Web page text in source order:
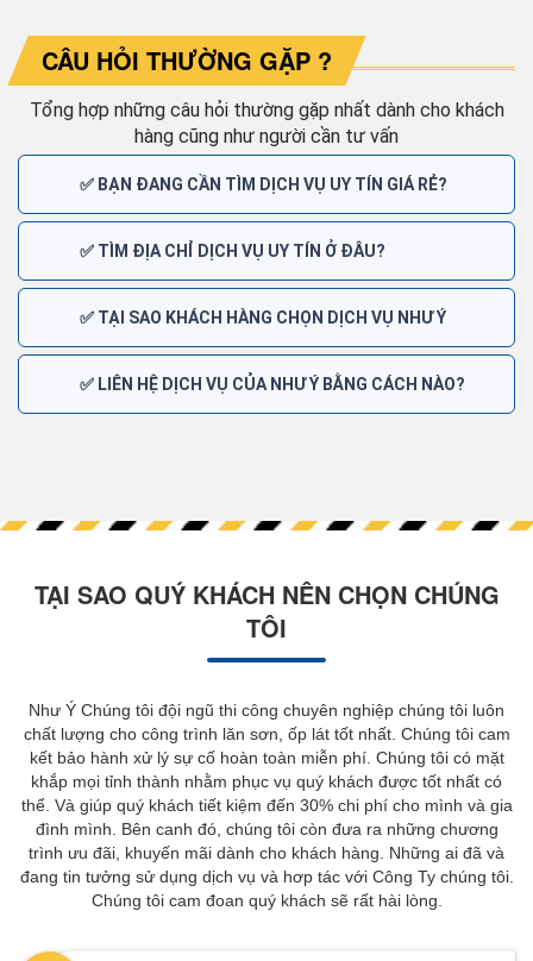
CÂU HỎI THƯỜNG GẶP ?
Tổng hợp những câu hỏi thường gặp nhất dành cho khách
hàng cũng như người cần tư vấn
✅ BẠN ĐANG CẦN TÌM DỊCH VỤ UY TÍN GIÁ RẺ?
✅ TÌM ĐỊA CHỈ DỊCH VỤ UY TÍN Ở ĐÂU?
✅ TẠI SAO KHÁCH HÀNG CHỌN DỊCH VỤ NHƯ Ý
✅ LIÊN HỆ DỊCH VỤ CỦA NHƯ Ý BẰNG CÁCH NÀO?
TẠI SAO QUÝ KHÁCH NÊN CHỌN CHÚNG
TÔI
Như Ý Chúng tôi đội ngũ thi công chuyên nghiệp chúng tôi luôn
chất lượng cho công trình lăn sơn, ốp lát tốt nhất. Chúng tôi cam
kết bảo hành xử lý sự cố hoàn toàn miễn phí. Chúng tôi có mặt
khắp mọi tỉnh thành nhằm phục vụ quý khách được tốt nhất có
thể. Và giúp quý khách tiết kiệm đến 30% chi phí cho mình và gia
đình mình. Bên canh đó, chúng tôi còn đưa ra những chương
trình ưu đãi, khuyến mãi dành cho khách hàng. Những ai đã và
đang tin tưởng sử dụng dịch vụ và hơp tác với Công Ty chúng tôi.
Chúng tôi cam đoan quý khách sẽ rất hài lòng.